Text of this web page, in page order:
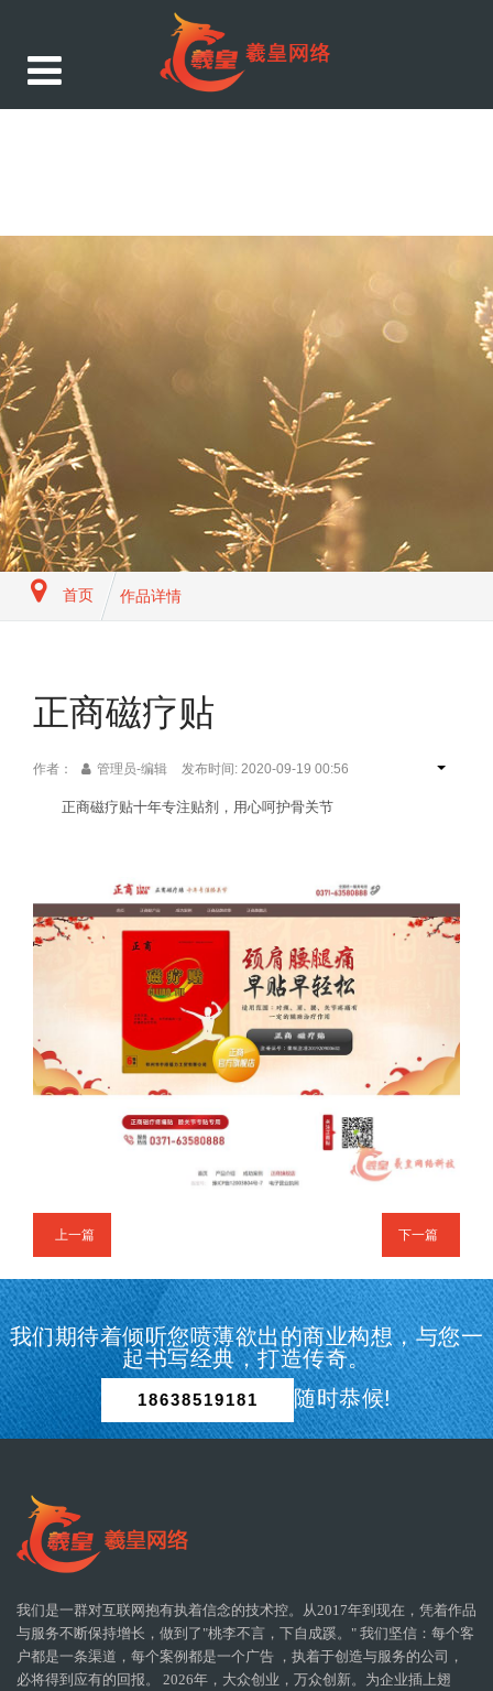
首页 作品详情
正商磁疗贴
作者： 管理员-编辑 发布时间: 2020-09-19 00:56
正商磁疗贴十年专注贴剂，用心呵护骨关节
上一篇 下一篇
我们期待着倾听您喷薄欲出的商业构想，与您一
起书写经典，打造传奇。
18638519181 随时恭候!
我们是一群对互联网抱有执着信念的技术控。从2017年到现在，凭着作品
与服务不断保持增长，做到了"桃李不言，下自成蹊。" 我们坚信：每个客
户都是一条渠道，每个案例都是一个广告 ，执着于创造与服务的公司，
必将得到应有的回报。 2026年，大众创业，万众创新。为企业插上翅